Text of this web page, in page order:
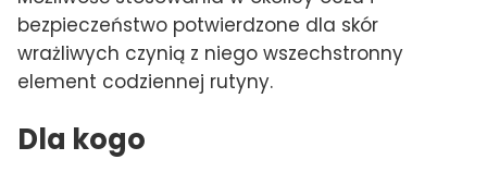
bezpieczeństwo potwierdzone dla skór
wrażliwych czynią z niego wszechstronny
element codziennej rutyny.
Dla kogo